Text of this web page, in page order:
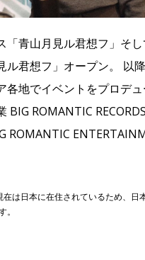
「青山月見ル君想フ」そ
ル君想フ」オープン。 以
各地でイベントをプロデュ
BIG ROMANTIC
ROMANTIC
は日本に在住されているため、日
。